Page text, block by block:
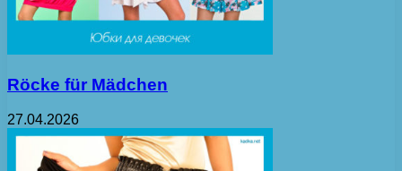
Röcke für Mädchen
27.04.2026